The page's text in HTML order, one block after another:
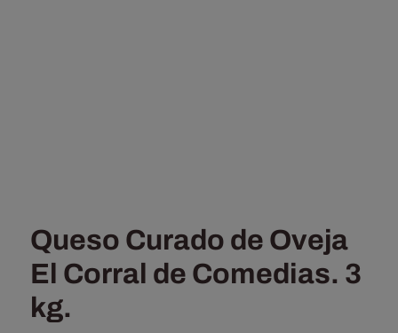
Queso Curado de Oveja
El Corral de Comedias. 3
kg.